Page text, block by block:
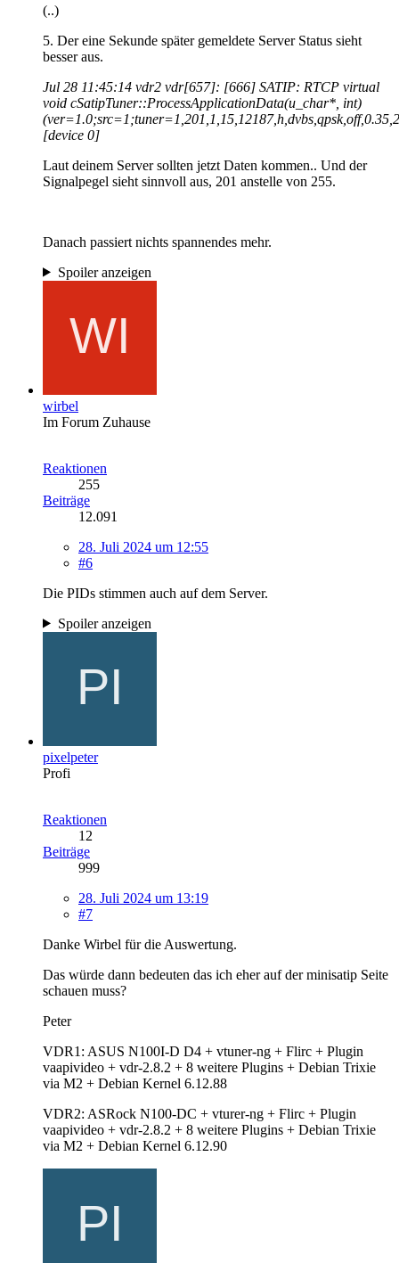
(..)
5. Der eine Sekunde später gemeldete Server Status sieht
besser aus.
Jul 28 11:45:14 vdr2 vdr[657]: [666] SATIP: RTCP virtual
void cSatipTuner::ProcessApplicationData(u_char*, int)
[device 0]
Laut deinem Server sollten jetzt Daten kommen.. Und der
Signalpegel sieht sinnvoll aus, 201 anstelle von 255.
Danach passiert nichts spannendes mehr.
Spoiler anzeigen
wirbel
Im Forum Zuhause
Reaktionen
255
Beiträge
12.091
28. Juli 2024 um 12:55
#6
Die PIDs stimmen auch auf dem Server.
Spoiler anzeigen
pixelpeter
Profi
Reaktionen
12
Beiträge
999
28. Juli 2024 um 13:19
#7
Danke Wirbel für die Auswertung.
Das würde dann bedeuten das ich eher auf der minisatip Seite
schauen muss?
Peter
VDR1: ASUS N100I-D D4 + vtuner-ng + Flirc + Plugin
vaapivideo + vdr-2.8.2 + 8 weitere Plugins + Debian Trixie
via M2 + Debian Kernel 6.12.88
VDR2: ASRock N100-DC + vturer-ng + Flirc + Plugin
vaapivideo + vdr-2.8.2 + 8 weitere Plugins + Debian Trixie
via M2 + Debian Kernel 6.12.90